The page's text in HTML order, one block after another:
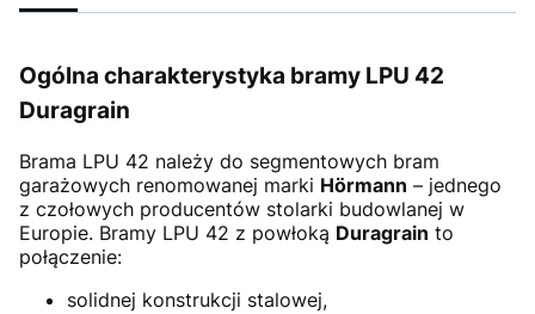
Ogólna charakterystyka bramy LPU 42
Duragrain
Brama LPU 42 należy do segmentowych bram
garażowych renomowanej marki Hörmann – jednego
z czołowych producentów stolarki budowlanej w
Europie. Bramy LPU 42 z powłoką Duragrain to
połączenie:
solidnej konstrukcji stalowej,